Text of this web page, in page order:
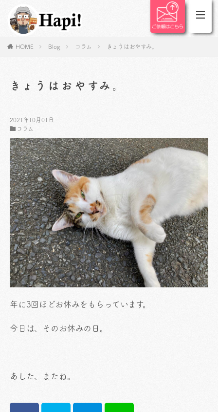
HOME Blog コラム きょうはおやすみ。
きょうはおやすみ。
2021年10月01日
コラム
年に3回ほどお休みをもらっています。
今日は、そのお休みの日。
あした、またね。